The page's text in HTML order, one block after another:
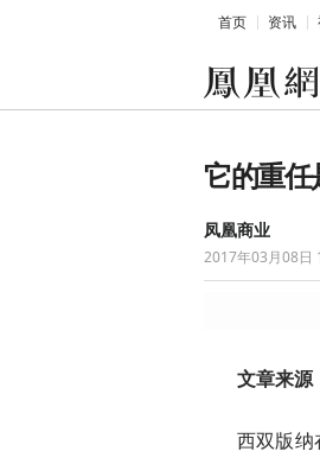
首页 资讯
它的重任
凤凰商业
2017年03月08日
文章来源
西双版纳